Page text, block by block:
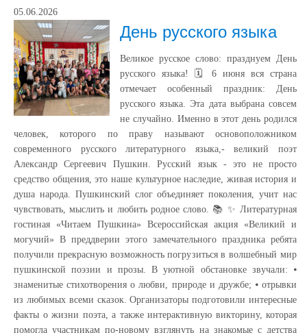
05.06.2026
День русского языка
Великое русское слово: празднуем День
русского языка! 🗓️ 6 июня вся страна
отмечает особенный праздник: День
русского языка. Эта дата выбрана совсем
не случайно. Именно в этот день родился
человек, которого по праву называют основоположником
современного русского литературного языка,- великий поэт
Александр Сергеевич Пушкин. Русский язык - это не просто
средство общения, это наше культурное наследие, живая история и
душа народа. Пушкинский слог объединяет поколения, учит нас
чувствовать, мыслить и любить родное слово. 📚 ✨ Литературная
гостиная «Читаем Пушкина» Всероссийская акция «Великий и
могучий» В преддверии этого замечательного праздника ребята
получили прекрасную возможность погрузиться в волшебный мир
пушкинской поэзии и прозы. В уютной обстановке звучали: ⦁
знаменитые стихотворения о любви, природе и дружбе; ⦁ отрывки
из любимых всеми сказок. Организаторы подготовили интересные
факты о жизни поэта, а также интерактивную викторину, которая
помогла участникам по-новому взглянуть на знакомые с детства